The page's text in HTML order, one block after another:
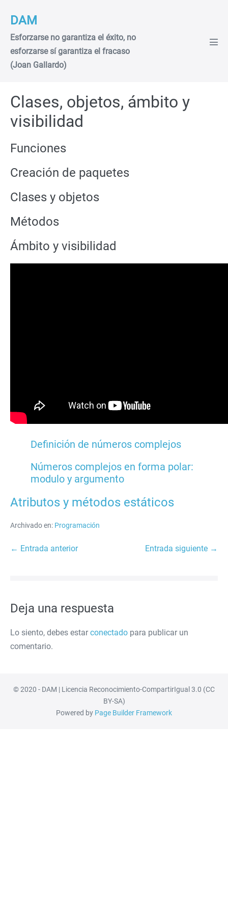
contenido
DAM
Esforzarse no garantiza el éxito, no
esforzarse sí garantiza el fracaso
(Joan Gallardo)
Clases, objetos, ámbito y
visibilidad
Funciones
Creación de paquetes
Clases y objetos
Métodos
Ámbito y visibilidad
Definición de números complejos
Números complejos en forma polar:
modulo y argumento
Atributos y métodos estáticos
Archivado en: Programación
Navegación
← Entrada anterior Entrada siguiente →
Deja una respuesta
Lo siento, debes estarconectado para publicar un
comentario.
© 2020 - DAM | Licencia Reconocimiento-CompartirIgual 3.0 (CC
BY-SA)
Powered by Page Builder Framework